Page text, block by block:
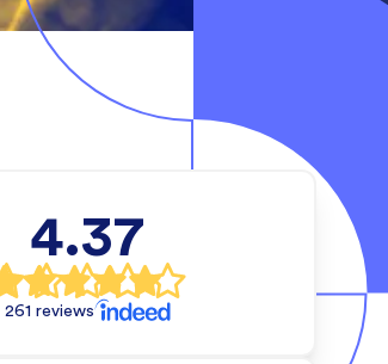
4.37
261 reviews